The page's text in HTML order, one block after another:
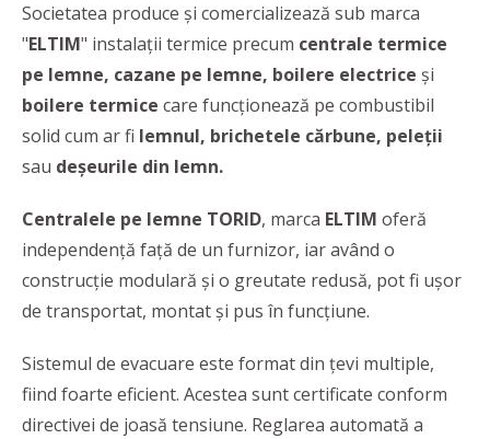
Societatea produce și comercializează sub marca
"ELTIM" instalaţii termice precum centrale termice
pe lemne, cazane pe lemne, boilere electrice și
boilere termice care funcționează pe combustibil
solid cum ar fi lemnul, brichetele cărbune, peleții
sau deșeurile din lemn.
Centralele pe lemne TORID, marca ELTIM oferă
independență față de un furnizor, iar având o
construcție modulară și o greutate redusă, pot fi ușor
de transportat, montat și pus în funcțiune.
Sistemul de evacuare este format din țevi multiple,
fiind foarte eficient. Acestea sunt certificate conform
directivei de joasă tensiune. Reglarea automată a